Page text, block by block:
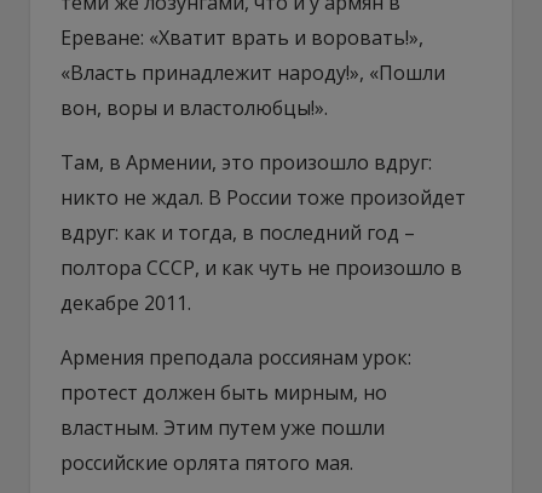
Ереване: «Хватит врать и воровать!»,
«Власть принадлежит народу!», «Пошли
вон, воры и властолюбцы!».
Там, в Армении, это произошло вдруг:
никто не ждал. В России тоже произойдет
вдруг: как и тогда, в последний год –
полтора СССР, и как чуть не произошло в
декабре 2011.
Армения преподала россиянам урок:
протест должен быть мирным, но
властным. Этим путем уже пошли
российские орлята пятого мая.